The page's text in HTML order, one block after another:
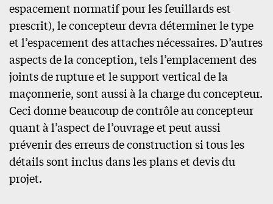
espacement normatif pour les feuillards est
prescrit), le concepteur devra déterminer le type
et l’espacement des attaches nécessaires. D’autres
aspects de la conception, tels l’emplacement des
joints de rupture et le support vertical de la
maçonnerie, sont aussi à la charge du concepteur.
Ceci donne beaucoup de contrôle au concepteur
quant à l’aspect de l’ouvrage et peut aussi
prévenir des erreurs de construction si tous les
détails sont inclus dans les plans et devis du
projet.